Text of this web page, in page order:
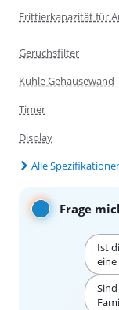
Frittierkapazität für
Geruchsfilter
Kühle Gehäusewand
Timer
Display
Alle
Frage
Ist
eine